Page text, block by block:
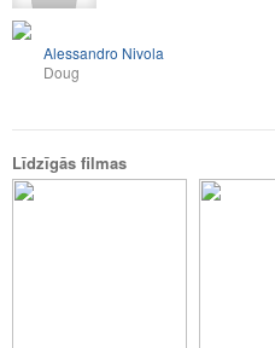
Alessandro Nivola
Doug
Līdzīgās filmas